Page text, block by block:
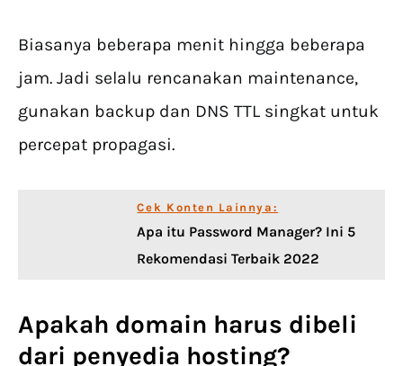
Biasanya beberapa menit hingga beberapa
jam. Jadi selalu rencanakan maintenance,
gunakan backup dan DNS TTL singkat untuk
percepat propagasi.
Cek Konten Lainnya:
Apa itu Password Manager? Ini 5
Rekomendasi Terbaik 2022
Apakah domain harus dibeli
dari penyedia hosting?